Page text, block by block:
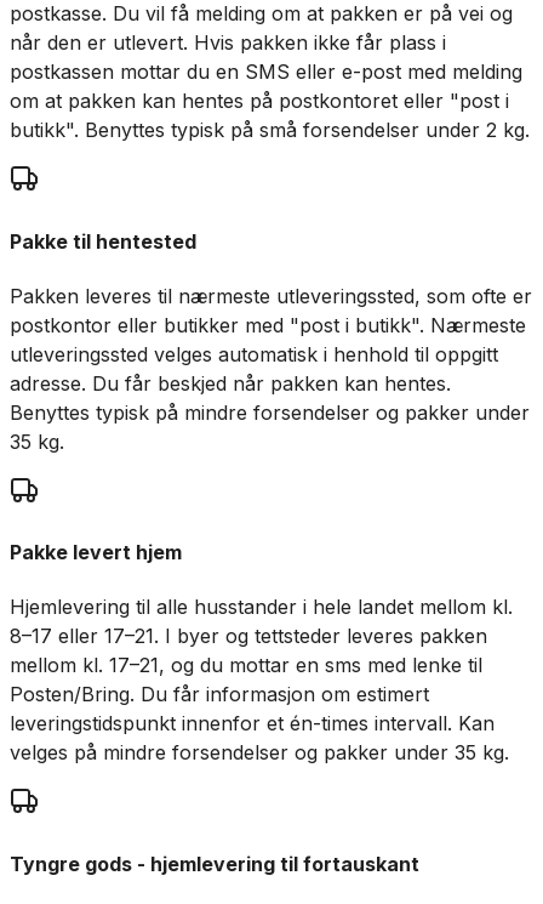
postkasse. Du vil få melding om at pakken er på vei og
når den er utlevert. Hvis pakken ikke får plass i
postkassen mottar du en SMS eller e-post med melding
om at pakken kan hentes på postkontoret eller "post i
butikk". Benyttes typisk på små forsendelser under 2 kg.
Pakke til hentested
Pakken leveres til nærmeste utleveringssted, som ofte er
postkontor eller butikker med "post i butikk". Nærmeste
utleveringssted velges automatisk i henhold til oppgitt
adresse. Du får beskjed når pakken kan hentes.
Benyttes typisk på mindre forsendelser og pakker under
35 kg.
Pakke levert hjem
Hjemlevering til alle husstander i hele landet mellom kl.
8–17 eller 17–21. I byer og tettsteder leveres pakken
mellom kl. 17–21, og du mottar en sms med lenke til
Posten/Bring. Du får informasjon om estimert
leveringstidspunkt innenfor et én-times intervall. Kan
velges på mindre forsendelser og pakker under 35 kg.
Tyngre gods - hjemlevering til fortauskant